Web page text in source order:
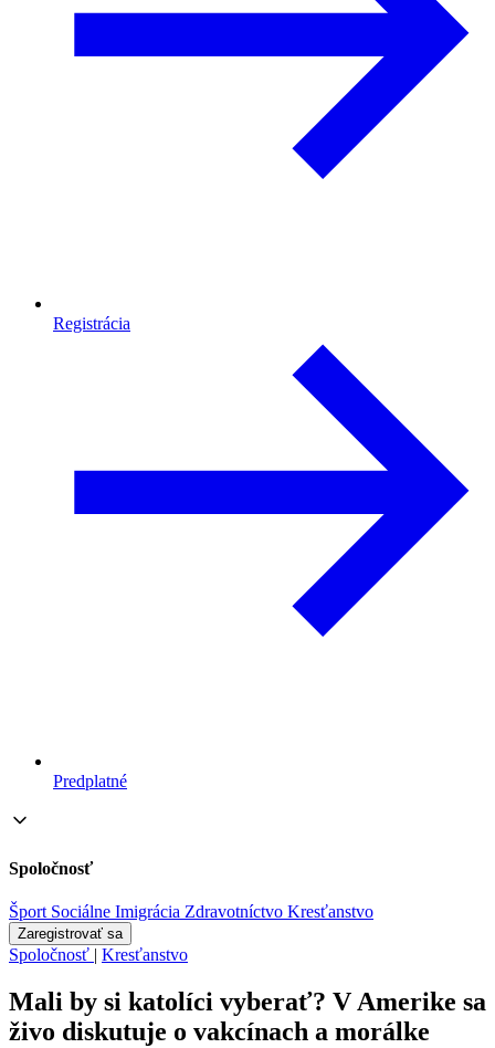
Registrácia
Predplatné
Spoločnosť
Šport Sociálne Imigrácia Zdravotníctvo Kresťanstvo
Zaregistrovať sa
Spoločnosť | Kresťanstvo
Mali by si katolíci vyberať? V Amerike sa
živo diskutuje o vakcínach a morálke